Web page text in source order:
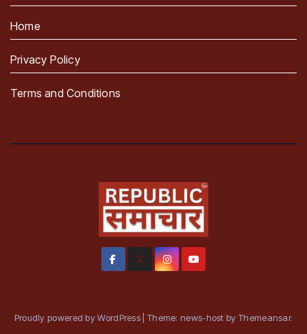
Home
Privacy Policy
Terms and Conditions
Proudly powered by WordPress Theme: news-host by Themeansar.